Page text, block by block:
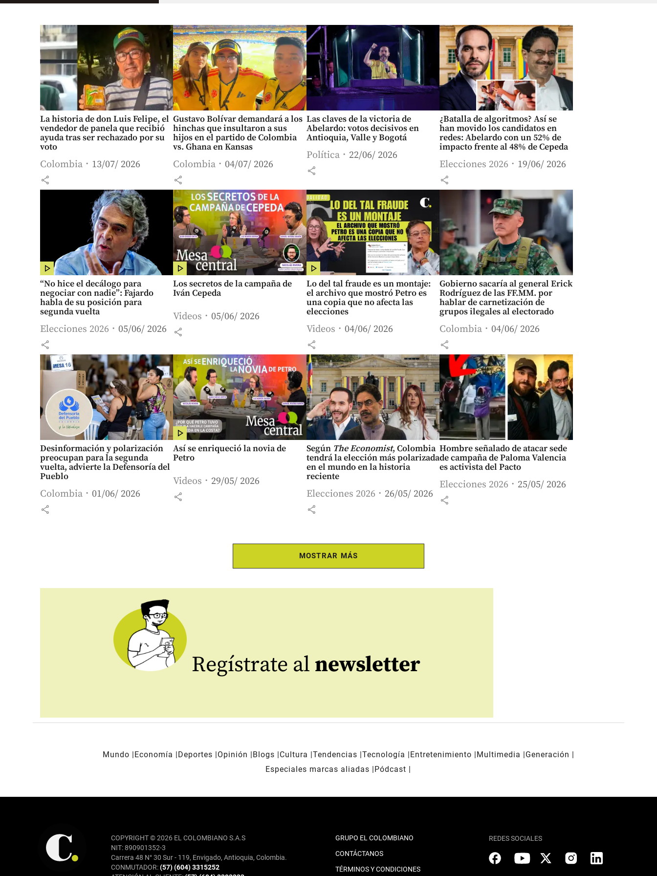
La historia de don Luis Felipe, el
vendedor de panela que recibió
ayuda tras ser rechazado por su
voto
Colombia 13/07/ 2026
share
Gustavo Bolívar demandará a los
hinchas que insultaron a sus
hijos en el partido de Colombia
vs. Ghana en Kansas
Colombia 04/07/ 2026
share
Las claves de la victoria de
Abelardo: votos decisivos en
Antioquia, Valle y Bogotá
Política 22/06/ 2026
share
¿Batalla de algoritmos? Así se
han movido los candidatos en
redes: Abelardo con un 52% de
impacto frente al 48% de Cepeda
Elecciones 2026 19/06/ 2026
share
“No hice el decálogo para
negociar con nadie”: Fajardo
habla de su posición para
segunda vuelta
Elecciones 2026 05/06/ 2026
share
Los secretos de la campaña de
Iván Cepeda
Videos 05/06/ 2026
share
Lo del tal fraude es un montaje:
el archivo que mostró Petro es
una copia que no afecta las
elecciones
Videos 04/06/ 2026
share
Gobierno sacaría al general Erick
Rodríguez de las FF.MM. por
hablar de carnetización de
grupos ilegales al electorado
Colombia 04/06/ 2026
share
Desinformación y polarización
preocupan para la segunda
vuelta, advierte la Defensoría del
Pueblo
Colombia 01/06/ 2026
share
Así se enriqueció la novia de
Petro
Videos 29/05/ 2026
share
Según The Economist, Colombia
tendrá la elección más polarizada
en el mundo en la historia
reciente
Elecciones 2026 26/05/ 2026
share
Hombre señalado de atacar sede
de campaña de Paloma Valencia
es activista del Pacto
Elecciones 2026 25/05/ 2026
share
MOSTRAR MÁS
Regístrate al newsletter
Mundo Economía Deportes Opinión Blogs Cultura Tendencias Tecnología Entretenimiento Multimedia
Generación
Especiales marcas aliadas
Pódcast
COPYRIGHT © 2026 EL COLOMBIANO S.A.S
NIT: 890901352-3
Carrera 48 N° 30 Sur - 119, Envigado, Antioquia, Colombia.
CONMUTADOR:(57) (604) 3315252
GRUPO EL COLOMBIANO
CONTÁCTANOS
TÉRMINOS Y CONDICIONES
REDES SOCIALES